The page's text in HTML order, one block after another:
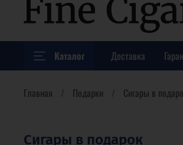
Каталог Доставка
Главная Подарки Сигары в
Сигары в подарок